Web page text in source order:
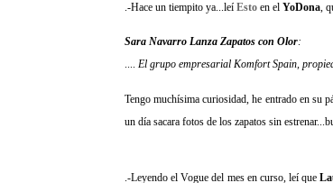
.-Hace un tiempito ya...leí Esto en el YoDona,
Sara Navarro Lanza Zapatos con Olor:
.... El grupo empresarial Komfort Spain,
Tengo muchísima curiosidad, he entrado en su
un día sacara fotos de los zapatos sin
.-Leyendo el Vogue del mes en curso, leí que